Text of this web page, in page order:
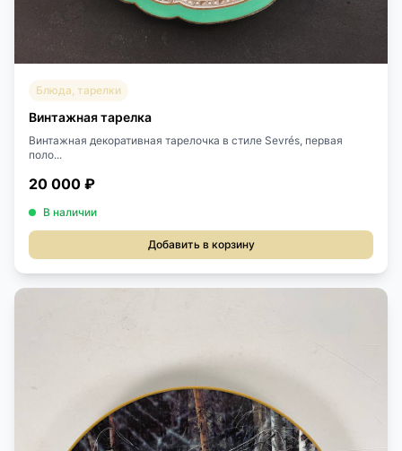
Блюда, тарелки
Винтажная тарелка
Винтажная декоративная тарелочка в стиле Sevrés, первая
поло...
20 000 ₽
В наличии
Добавить в корзину